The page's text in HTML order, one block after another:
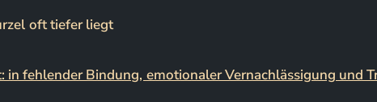
oft tiefer liegt